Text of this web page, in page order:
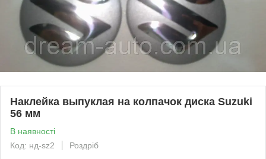
Наклейка выпуклая на колпачок диска Suzuki
56 мм
В наявності
Код: нд-sz2
Роздріб